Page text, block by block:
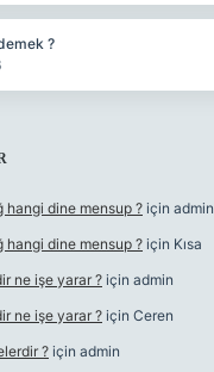
?
hangi dine mensup ? için admin
hangi dine mensup ? için Kısa
ne işe yarar ?için admin
ne işe yarar ?için Ceren
? için admin